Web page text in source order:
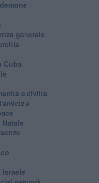
generale
Cuba
e civiltà
Israele